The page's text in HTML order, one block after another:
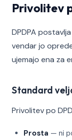
Privolitev
DPDPA
vendar jo
ujemajo ena za
Standard
Privolitev po
Prosta — ni